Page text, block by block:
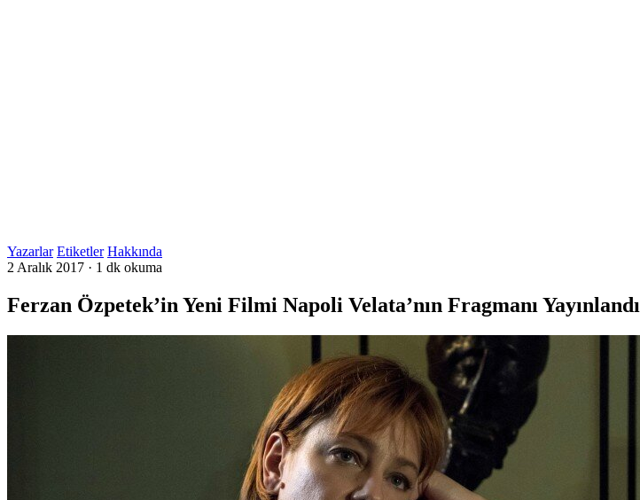
Yazarlar Etiketler Hakkında
2 Aralık 2017 · 1 dk okuma
Ferzan Özpetek’in Yeni Filmi Napoli Velata’nın Fragmanı Yayınlandı